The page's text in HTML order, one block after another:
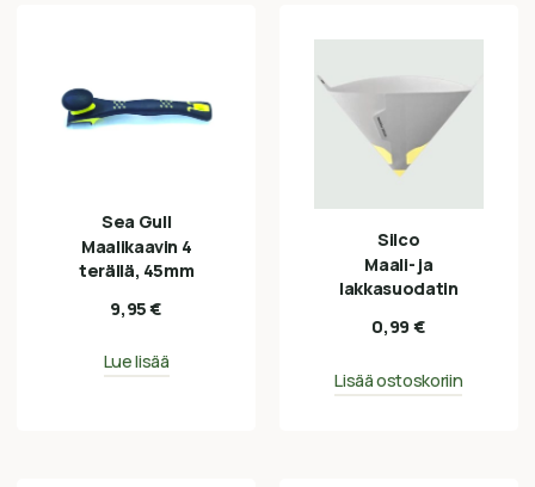
Sea Gull
Maalikaavin 4
terällä, 45mm
9,95€
Lue lisää
Silco
Maali- ja
lakkasuodatin
0,99 €
Lisää ostoskoriin